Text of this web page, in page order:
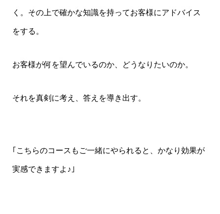
く。その上で確かな知識を持ってお客様にアドバイス
をする。
お客様が何を望んでいるのか、どうなりたいのか。
それを真剣に考え、答えを導き出す。
｢こちらのコースもご一緒にやられると、かなり効果が
実感できますよ♪｣